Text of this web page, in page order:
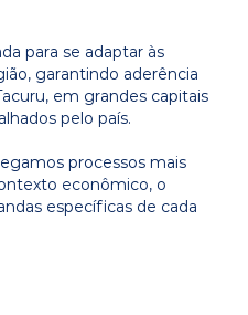
para se adaptar às
garantindo aderência
em grandes capitais
pelo país.
processos mais
econômico, o
específicas de cada